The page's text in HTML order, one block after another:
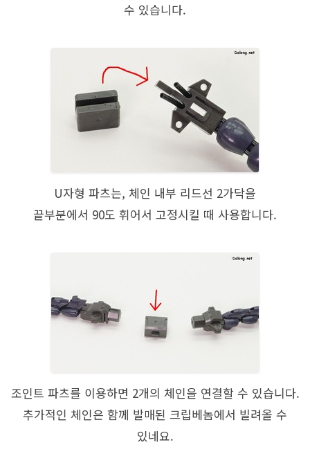
수 있습니다.
U자형 파츠는, 체인 내부 리드선 2가닥을
끝부분에서 90도 휘어서 고정시킬 때 사용합니다.
조인트 파츠를 이용하면 2개의 체인을 연결할 수 있습니다.
추가적인 체인은 함께 발매된 크립베놈에서 빌려올 수
있네요.